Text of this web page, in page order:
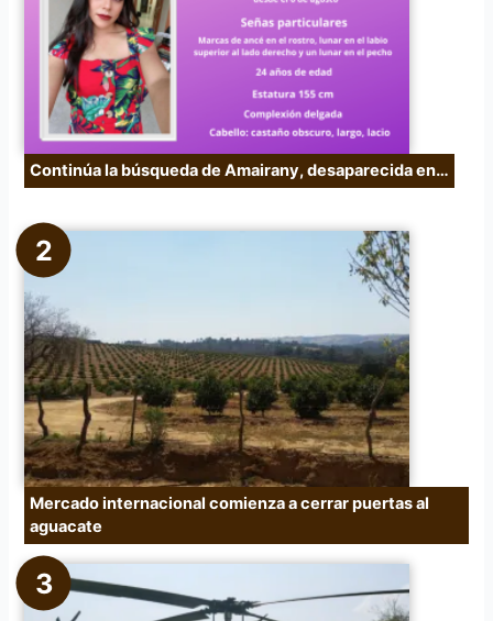
Continúa la búsqueda de Amairany, desaparecida en…
Mercado internacional comienza a cerrar puertas al
aguacate